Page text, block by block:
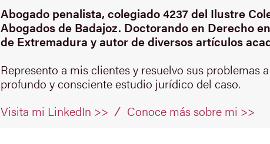
Abogado penalista, colegiado 4237 del Ilustre
Abogados de Badajoz. Doctorando en Derecho
de Extremadura y autor de diversos artículos
Represento a mis clientes y resuelvo sus problemas
profundo y consciente estudio jurídico del caso.
Visita mi LinkedIn >>
Conoce más sobre mi >>